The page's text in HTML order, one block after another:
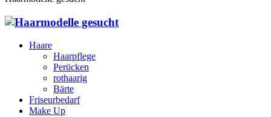
Haare
Haarpflege
Perücken
rothaarig
Bärte
Friseurbedarf
Make Up